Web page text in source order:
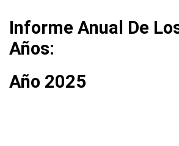
Informe Anual De
Años:
Año 2025